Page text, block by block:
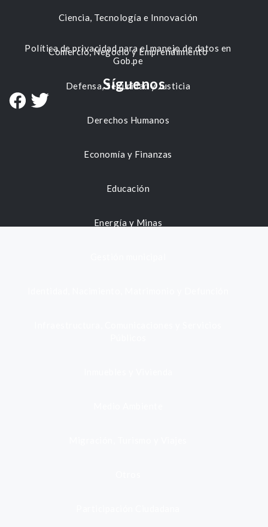
Ciencia, Tecnología e Innovación
Comercio, Negocio y Emprendimiento
Defensa, Seguridad y Justicia
Derechos Humanos
Economía y Finanzas
Educación
Energía y Minas
Política de privacidad para el manejo de datos en
Gob.pe
Síguenos